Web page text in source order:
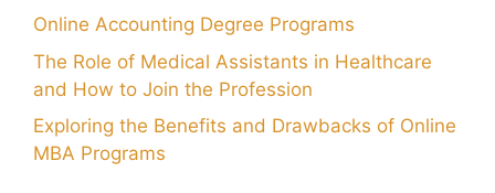
Online Accounting Degree Programs
The Role of Medical Assistants in Healthcare
and How to Join the Profession
Exploring the Benefits and Drawbacks of Online
MBA Programs